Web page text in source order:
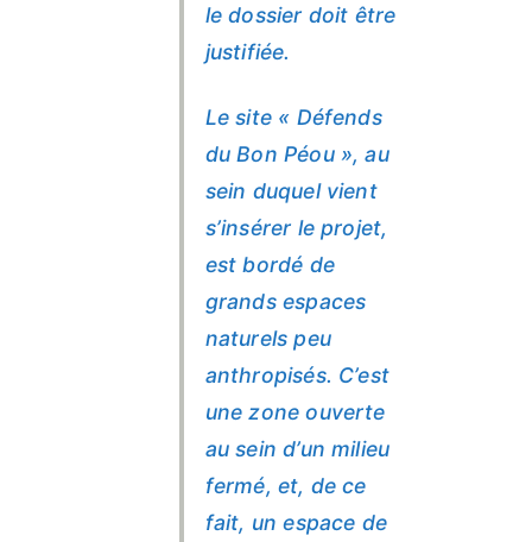
le dossier doit être
justifiée.
Le site « Défends
du Bon Péou », au
sein duquel vient
s’insérer le projet,
est bordé de
grands espaces
naturels peu
anthropisés. C’est
une zone ouverte
au sein d’un milieu
fermé, et, de ce
fait, un espace de